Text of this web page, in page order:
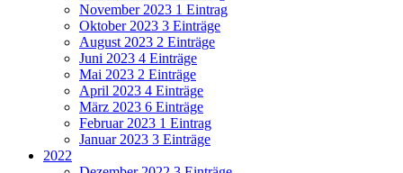
November 2023 1 Eintrag
Oktober 2023 3 Einträge
August 2023 2 Einträge
Juni 2023 4 Einträge
Mai 2023 2 Einträge
April 2023 4 Einträge
März 2023 6 Einträge
Februar 2023 1 Eintrag
Januar 2023 3 Einträge
2022